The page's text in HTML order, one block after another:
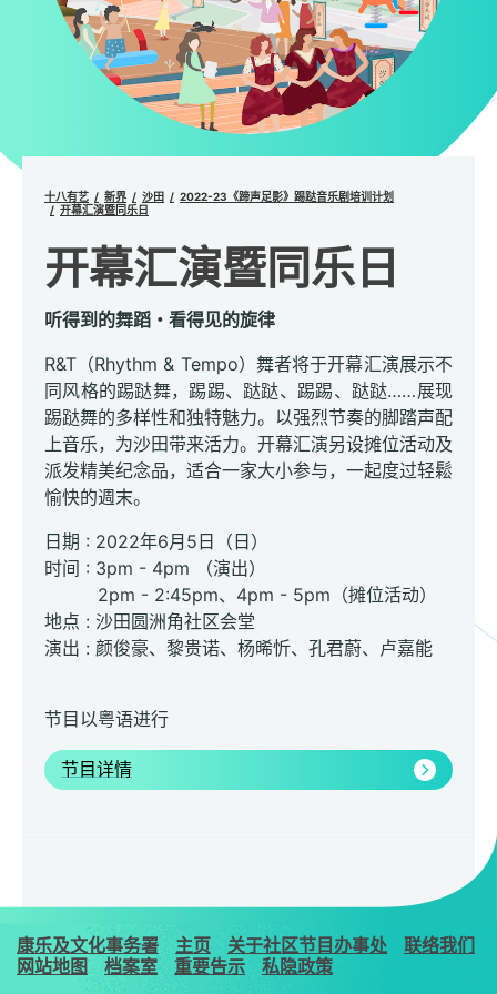
十八有艺 新界 沙田
2022-23《蹄声足影》踢跶音乐剧培训计划
开幕汇演暨同乐日
开幕汇演暨同乐日
听得到的舞蹈・看得见的旋律
R&T（Rhythm & Tempo）舞者将于开幕汇演展示不
同风格的踢跶舞，踢踢、跶跶、踢踢、跶跶……展现
踢跶舞的多样性和独特魅力。以强烈节奏的脚踏声配
上音乐，为沙田带来活力。开幕汇演另设摊位活动及
派发精美纪念品，适合一家大小参与，一起度过轻鬆
愉快的週末。
日期 : 2022年6月5日（日）
时间 : 3pm - 4pm （演出）
2pm - 2:45pm、4pm - 5pm（摊位活动）
地点 : 沙田圆洲角社区会堂
演出 : 颜俊豪、黎贵诺、杨晞忻、孔君蔚、卢嘉能
节目以粤语进行
节目详情
康乐及文化事务署 主页 关于社区节目办事处
联络我们
网站地图
档案室 重要告示 私隐政策